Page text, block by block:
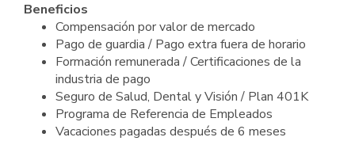
Beneficios
Compensación por valor de mercado
Pago de guardia / Pago extra fuera de horario
Formación remunerada / Certificaciones de la
industria de pago
Seguro de Salud, Dental y Visión / Plan 401K
Programa de Referencia de Empleados
Vacaciones pagadas después de 6 meses